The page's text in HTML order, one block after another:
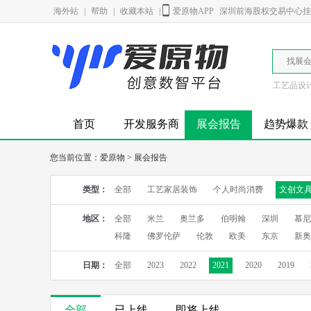
海外站 帮助 收藏本站 爱原物APP 深圳前海股权交易中心
找展
工艺品设
首页 开发服务商 展会报告 趋势爆款
您当前位置： 爱原物 > 展会报告
类型： 全部 工艺家居装饰 个人时尚消费 文创文
地区： 全部 米兰 奥兰多 伯明翰 深圳 慕
科隆
佛罗伦萨 伦敦 欧美 东京 新
日期： 全部 2023 2022 2021 2020 2019